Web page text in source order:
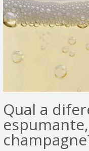
Qual a